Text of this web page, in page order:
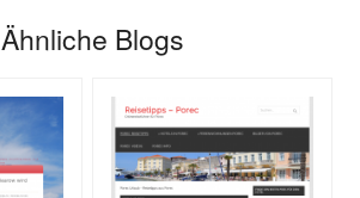
Ähnliche Blogs